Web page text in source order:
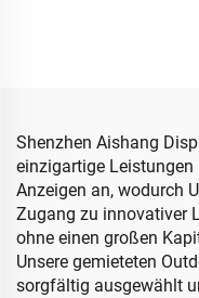
Shenzhen Aishang
einzigartige Leistungen
Anzeigen an, wodurch
Zugang zu innovativer
ohne einen großen
Unsere gemieteten
sorgfältig ausgewählt